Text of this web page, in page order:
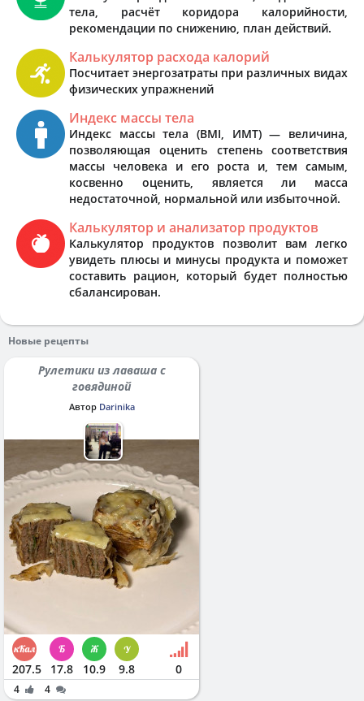
тела, расчёт коридора калорийности,
рекомендации по снижению, план действий.
Калькулятор расхода калорий
Посчитает энергозатраты при различных видах
физических упражнений
Индекс массы тела
Индекс массы тела (BMI, ИМТ) — величина,
позволяющая оценить степень соответствия
массы человека и его роста и, тем самым,
косвенно оценить, является ли масса
недостаточной, нормальной или избыточной.
Калькулятор и анализатор продуктов
Калькулятор продуктов позволит вам легко
увидеть плюсы и минусы продукта и поможет
составить рацион, который будет полностью
сбалансирован.
Новые рецепты
Рулетики из лаваша с
говядиной
Автор Darinika
207.5 17.8 10.9 9.8 0
4 4